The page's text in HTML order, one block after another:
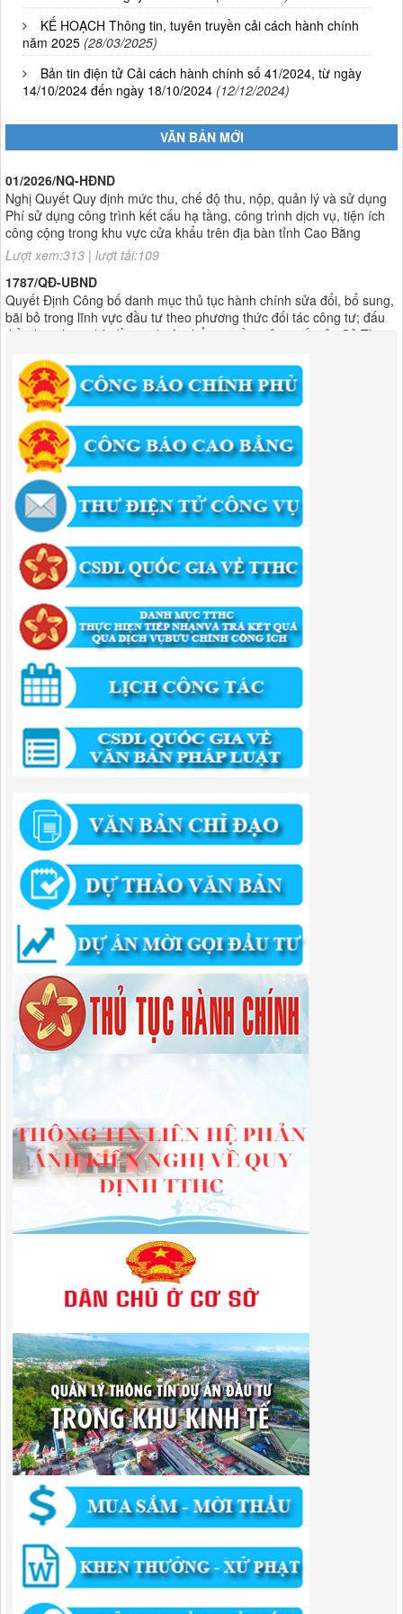
KẾ HOẠCH Thông tin, tuyên truyền cải cách hành chính
năm 2025 (28/03/2025)
Bản tin điện tử Cải cách hành chính số 41/2024, từ ngày
14/10/2024 đến ngày 18/10/2024 (12/12/2024)
VĂN BẢN MỚI
Nghị Quyết Quy định mức thu, chế độ thu, nộp, quản lý và sử dụng
Phí sử dụng công trình kết cấu hạ tầng, công trình dịch vụ, tiện ích
công cộng trong khu vực cửa khẩu trên địa bàn tỉnh Cao Bằng
Lượt xem:313 | lượt tải:109
1787/QĐ-UBND
Quyết Định Công bố danh mục thủ tục hành chính sửa đổi, bổ sung,
bãi bỏ trong lĩnh vực đầu tư theo phương thức đối tác công tư; đấu
thầu lựa chọn nhà đầu tư thuộc thẩm quyền giải quyết của Sở Tài
chính, Ban Quản lý Khu kinh tế tỉnh, UBND cấp xã tỉnh CB
182/QĐ-BQLKKT
Quyết Định Công khai điều chỉnh, bổ sung Kế hoạch vốn đầu tư
công năm 2025
Lượt xem:455 | lượt tải:351
1174/QĐ-UBND
QUYẾT ĐỊNH Về việc công bố danh mục thủ tục HC được sửa đổi,bổ
sung và phê duyệt quy trình nội bộ giải quyết TTHC trong lĩnh vực
hoạt động xây dựng theo quy định phân quyền,phân cấp,phân định
thẩm quyền thuộc phạm vi giải quyết của Ban QLKKT
Lượt xem:435 | lượt tải:524
346/QĐ-UBND
QUYẾT ĐỊNH Về việc phê duyệt quy trình nội bộ giải quyết thủ tục
hành chính trong lĩnh vực khu công nghiệp, khu kinh tế thuộc thẩm
quyền giải quyết của Ban Quản lý Khu kinh tế tỉnh Cao Bằng
Lượt xem:513 | lượt tải:318
55/QĐ-BQLKKT
QUYẾT ĐỊNH Công khai điều chỉnh, bổ sung Kế hoạch vốn đầu tư
Lượt xem:819 | lượt tải:421
294/QĐ-UBND
hành chính trong lĩnh vực đầu tư tại Việt Nam thuộc thẩm quyền giải
quyết của Ban Quản lý Khu kinh tế tỉnh Cao Bằng
Lượt xem:671 | lượt tải:203
292/QĐ-UBND
Quyết định về việc công bố danh mục thủ tục hành chính mới ban
hành trong lĩnh vực khu công nghiệp, khu kinh tế thuộc thẩm quyền
giải quyết của Ban Quản lý Khu kinh tế tỉnh Cao Bằng
Lượt xem:512 | lượt tải:363
314/QĐ-BQLKKT
QUYẾT ĐỊNH Về việc công bố công khai thu hồi dự toán chi ngân
sách năm 2024
Lượt xem:486 | lượt tải:337
225/QĐ-BQLKKT
QUYẾT ĐỊNH Về việc công bố công khai giao dự toán chi ngân sách
năm 2024
Lượt xem:601 | lượt tải:650
01/2026/NQ-HĐND
Nghị Quyết Quy định mức thu, chế độ thu, nộp, quản lý và sử dụng
Phí sử dụng công trình kết cấu hạ tầng, công trình dịch vụ, tiện ích
công cộng trong khu vực cửa khẩu trên địa bàn tỉnh Cao Bằng
Lượt xem:313 | lượt tải:109
Quyết Định Công bố danh mục thủ tục hành chính sửa đổi, bổ sung,
bãi bỏ trong lĩnh vực đầu tư theo phương thức đối tác công tư; đấu
thầu lựa chọn nhà đầu tư thuộc thẩm quyền giải quyết của Sở Tài
Lượt xem:302 | lượt tải:303
182/QĐ-BQLKKT
Quyết Định Công khai điều chỉnh, bổ sung Kế hoạch vốn đầu tư
công năm 2025
Lượt xem:455 | lượt tải:351
1174/QĐ-UBND
QUYẾT ĐỊNH Về việc công bố danh mục thủ tục HC được sửa đổi,bổ
sung và phê duyệt quy trình nội bộ giải quyết TTHC trong lĩnh vực
hoạt động xây dựng theo quy định phân quyền,phân cấp,phân định
thẩm quyền thuộc phạm vi giải quyết của Ban QLKKT
Lượt xem:435 | lượt tải:524
346/QĐ-UBND
QUYẾT ĐỊNH Về việc phê duyệt quy trình nội bộ giải quyết thủ tục